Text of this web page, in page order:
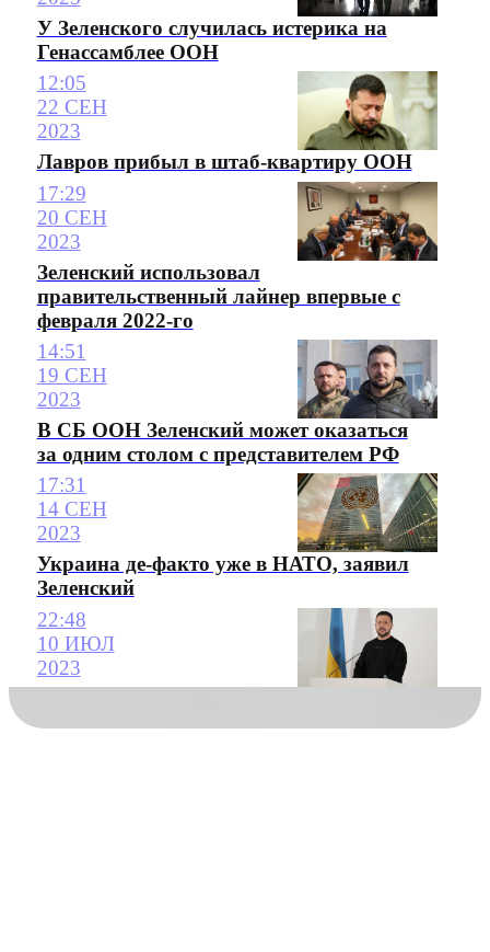
У Зеленского случилась истерика на
Генассамблее ООН
12:05
22 СЕН
2023
Лавров прибыл в штаб-квартиру ООН
17:29
20 СЕН
2023
Зеленский использовал
правительственный лайнер впервые с
февраля 2022-го
14:51
19 СЕН
2023
В СБ ООН Зеленский может оказаться
за одним столом с представителем РФ
17:31
14 СЕН
2023
Украина де-факто уже в НАТО, заявил
Зеленский
22:48
10 ИЮЛ
2023